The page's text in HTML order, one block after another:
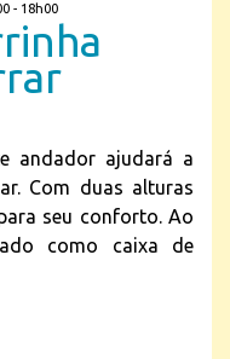
- 18h00
andador ajudará a
Com duas alturas
seu conforto. Ao
como caixa de